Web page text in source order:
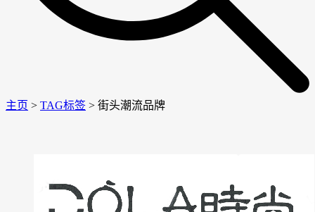
主页 > TAG标签 > 街头潮流品牌